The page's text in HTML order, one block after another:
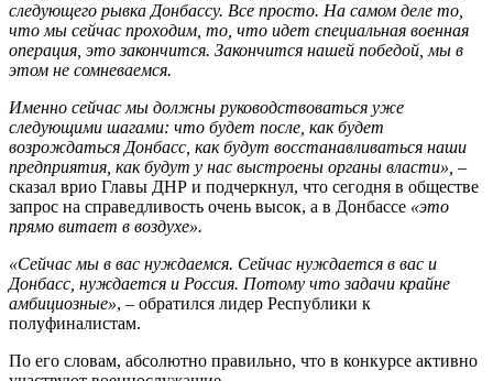
следующего рывка Донбассу. Все просто. На самом деле то,
что мы сейчас проходим, то, что идет специальная военная
операция, это закончится. Закончится нашей победой, мы в
этом не сомневаемся.
Именно сейчас мы должны руководствоваться уже
следующими шагами: что будет после, как будет
возрождаться Донбасс, как будут восстанавливаться наши
предприятия, как будут у нас выстроены органы власти», –
сказал врио Главы ДНР и подчеркнул, что сегодня в обществе
запрос на справедливость очень высок, а в Донбассе «это
прямо витает в воздухе».
«Сейчас мы в вас нуждаемся. Сейчас нуждается в вас и
Донбасс, нуждается и Россия. Потому что задачи крайне
амбициозные», – обратился лидер Республики к
полуфиналистам.
По его словам, абсолютно правильно, что в конкурсе активно